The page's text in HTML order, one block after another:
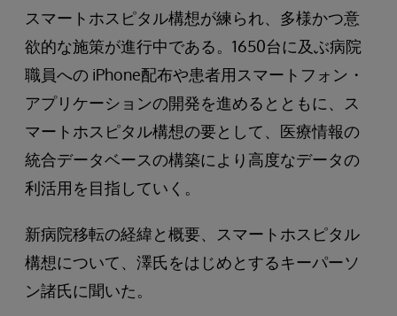
スマートホスピタル構想が練られ、多様かつ意
欲的な施策が進行中である。1650台に及ぶ病院
職員への iPhone配布や患者用スマートフォン・
アプリケーションの開発を進めるとともに、ス
マートホスピタル構想の要として、医療情報の
統合データベースの構築により高度なデータの
利活用を目指していく。
新病院移転の経緯と概要、スマートホスピタル
構想について、澤氏をはじめとするキーパーソ
ン諸氏に聞いた。